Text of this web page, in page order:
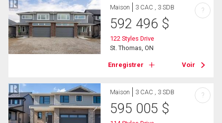
Maison 3 CAC , 3 SDB
592 496 $
122 Styles Drive
St. Thomas, ON
Enregistrer Voir
?
Maison 3 CAC , 3 SDB
595 005 $
?